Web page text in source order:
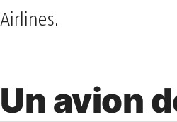
Airlines.
Un avion